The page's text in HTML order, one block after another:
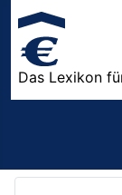
Das Lexikon